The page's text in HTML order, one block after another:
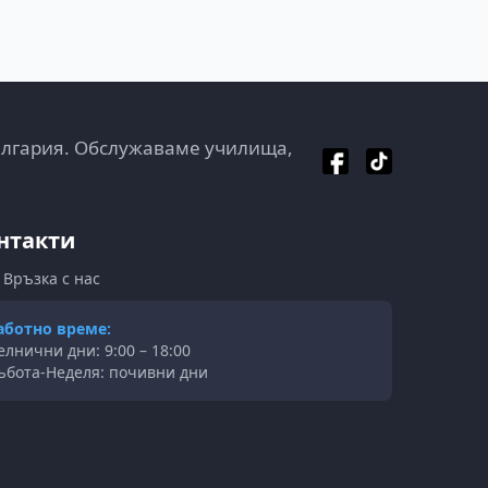
Обслужаваме училища,
Връзка с нас
време:
дни: 9:00 – 18:00
Неделя: почивни дни